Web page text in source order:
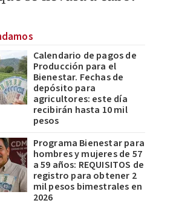
Calendario de pagos de
Producción para el
Bienestar. Fechas de
depósito para
agricultores: este día
recibirán hasta 10 mil
pesos
Programa Bienestar para
hombres y mujeres de 57
a 59 años: REQUISITOS de
registro para obtener 2
mil pesos bimestrales en
2026